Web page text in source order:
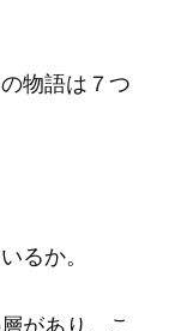
物語は７つ
るか。